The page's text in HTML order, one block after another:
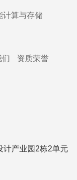
计算与存储
们 资质荣誉
计产业园2栋2单元